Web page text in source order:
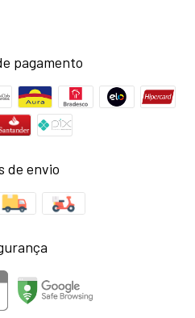
pagamento
de envio